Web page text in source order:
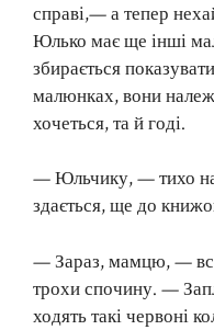
справі,— а тепер
Юлько має ще інші
збирається
малюнках, вони
хочеться, та й годі.
— Юльчику, — тихо
здається, ще до
— Зараз, мамцю, —
трохи спочину. —
ходять такі червоні